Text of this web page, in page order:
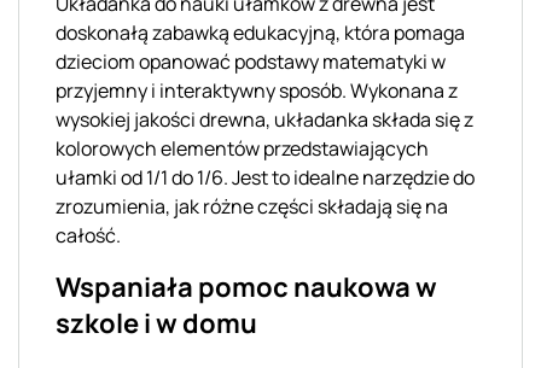
doskonałą zabawką edukacyjną, która pomaga
dzieciom opanować podstawy matematyki w
przyjemny i interaktywny sposób. Wykonana z
wysokiej jakości drewna, układanka składa się z
kolorowych elementów przedstawiających
ułamki od 1/1 do 1/6. Jest to idealne narzędzie do
zrozumienia, jak różne części składają się na
całość.
Wspaniała pomoc naukowa w
szkole i w domu